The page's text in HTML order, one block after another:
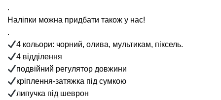
.
Наліпки можна придбати також у нас!
.
4 кольори: чорний, олива, мультикам, піксель.
4 відділення
подвійний регулятор довжини
кріплення-затяжка під сумкою
липучка під шеврон